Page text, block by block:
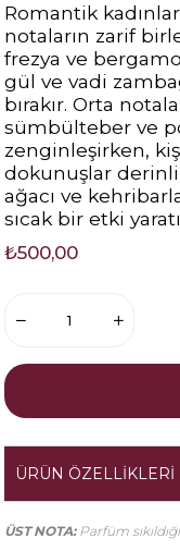
Romantik
notaların zarif
frezya ve
gül ve vadi
bırakır. Orta
sümbülteber ve
zenginleşirken,
dokunuşlar
ağacı ve
sıcak bir etki
₺500,00
ÜRÜN ÖZELLIKLERI
ÜST NOTA:Parfüm